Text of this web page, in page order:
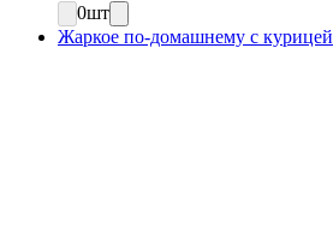
0шт
Жаркое по-домашнему с курицей